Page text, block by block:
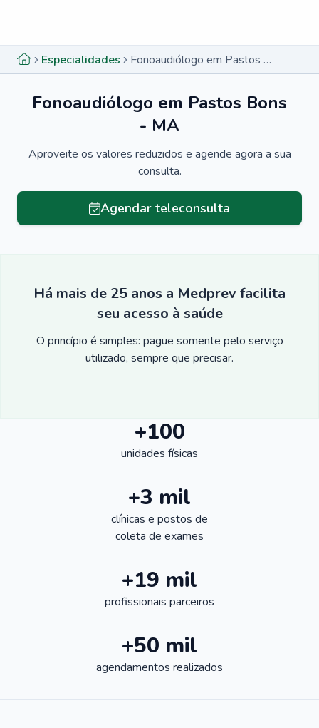
Especialidades Fonoaudiólogo em Pastos Bons - MA
Fonoaudiólogo em Pastos Bons
- MA
Aproveite os valores reduzidos e agende agora a sua
consulta.
Agendar teleconsulta
Há mais de 25 anos a Medprev facilita
seu acesso à saúde
O princípio é simples: pague somente pelo serviço
utilizado, sempre que precisar.
+100
unidades físicas
+3 mil
clínicas e postos de
coleta de exames
+19 mil
profissionais parceiros
+50 mil
agendamentos realizados